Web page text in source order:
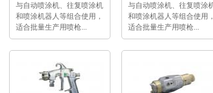
与自动喷涂机、往复喷涂机
和喷涂机器人等组合使用，
适合批量生产用喷枪...
与自动喷涂机、往复喷涂
和喷涂机器人等组合使用，
适合批量生产用喷枪...